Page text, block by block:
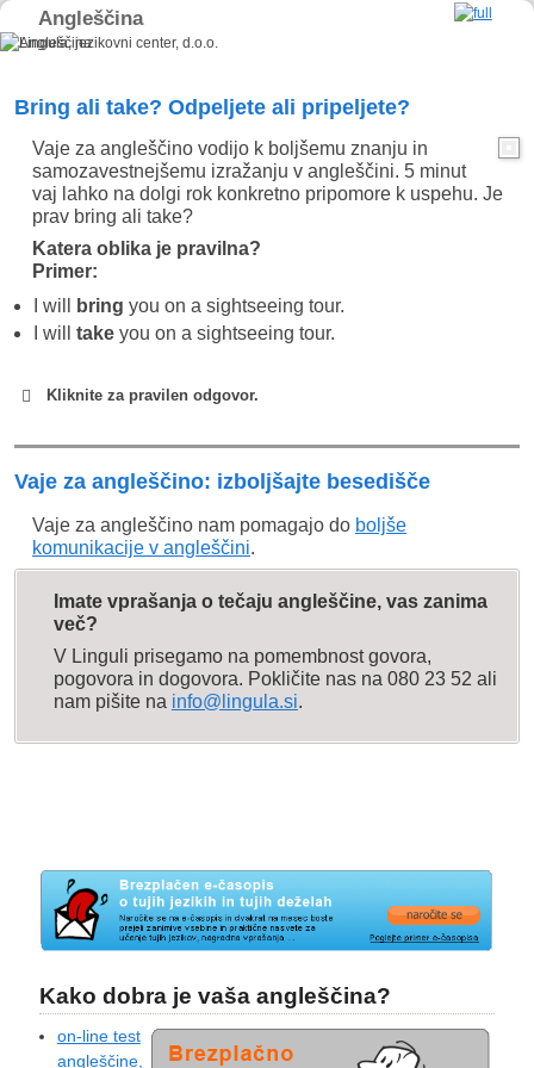
Angleščina
Bring ali take? Odpeljete ali pripeljete?
Vaje za angleščino vodijo k boljšemu znanju in
samozavestnejšemu izražanju v angleščini. 5 minut
vaj lahko na dolgi rok konkretno pripomore k uspehu. Je
prav bring ali take?
Katera oblika je pravilna?
Primer:
I will
bring you on a sightseeing tour.
I will takeyou on a sightseeing tour.
Kliknite za pravilen odgovor.
bring
1. Če govorec nekaj odnese/nekoga odpelje s
sabo s trenutne lokacije drugam, uporabimo
(vedno pomislite na take-out food, ki jo odnesete
s seboj).
The coach took the boys to a football field.
I’m glad you’ve brought me to this shop. It’s
great!
I’ll bring the map with me on the trip.
Vaje za angleščino: izboljšajte besedišče
Vaje za angleščino nam pomagajo do boljše
komunikacije v angleščini.
Imate vprašanja o tečaju angleščine, vas zanima
več?
V Linguli prisegamo na pomembnost govora,
pogovora in dogovora. Pokličite nas na 080 23 52 ali
nam pišite na info@lingula.si.
Kako dobra je vaša angleščina?
on-line test
angleščine,